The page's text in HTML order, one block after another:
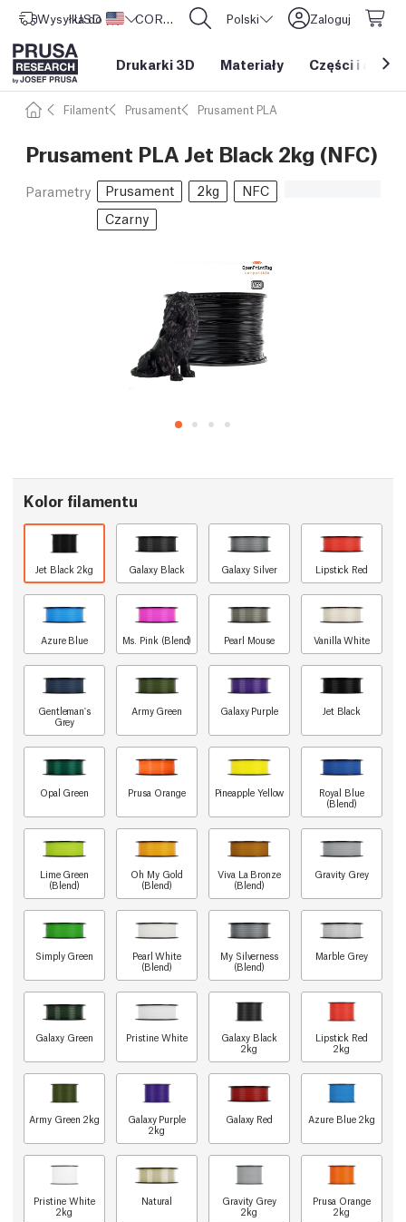
Wysyłka do Stany Zjednoczone
USD ($) CORE One L: Już w sprzedaży! Polski Zaloguj
Drukarki 3D Materiały Części i
Filament Prusament Prusament PLA
Prusament PLA Jet Black 2kg (NFC)
Parametry Prusament 2kg
NFC
Czarny
Kolor filamentu
Jet Black 2kg Galaxy Black Galaxy Silver Lipstick Red
Azure Blue Ms. Pink (Blend) Pearl Mouse Vanilla White
Gentleman's
Grey
Army Green Galaxy Purple Jet Black
Opal Green Prusa Orange Pineapple Yellow
Royal Blue
(Blend)
Lime Green
(Blend)
Oh My Gold
(Blend)
Viva La Bronze
(Blend)
Gravity Grey
Simply Green
Pearl White
(Blend)
My Silverness
(Blend)
Marble Grey
Galaxy Green Pristine White
Galaxy Black
2kg
Lipstick Red
2kg
Army Green 2kg
Galaxy Purple
2kg
Galaxy Red Azure Blue 2kg
Pristine White
2kg
Natural
Gravity Grey
2kg
Prusa Orange
2kg